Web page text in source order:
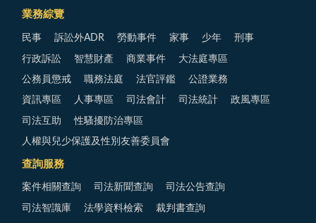
業務綜覽
民事 訴訟外ADR 勞動事件 家事 少年 刑事
行政訴訟 智慧財產 商業事件 大法庭專區
公務員懲戒 職務法庭 法官評鑑 公證業務
資訊專區 人事專區 司法會計 司法統計 政風專區
司法互助 性騷擾防治專區
人權與兒少保護及性別友善委員會
查詢服務
案件相關查詢 司法新聞查詢 司法公告查詢
司法智識庫 法學資料檢索 裁判書查詢